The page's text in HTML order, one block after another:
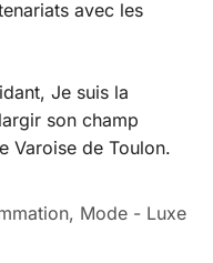
avec les
Je suis la
son champ
Varoise de Toulon.
, Mode - Luxe